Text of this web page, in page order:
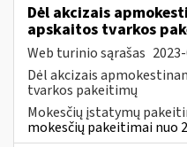
Dėl akcizais
apskaitos tvarkos
Web turinio sąrašas
Dėl akcizais
tvarkos pakeitimų
Mokesčių įstatymų
mokesčių pakeitimai nuo